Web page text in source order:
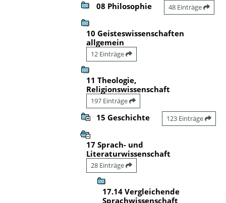
08 Philosophie 48 Einträge
10 Geisteswissenschaften
allgemein
12 Einträge
11 Theologie,
Religionswissenschaft
197 Einträge
15 Geschichte 123 Einträge
17 Sprach- und
Literaturwissenschaft
28 Einträge
17.14 Vergleichende
Sprachwissenschaft